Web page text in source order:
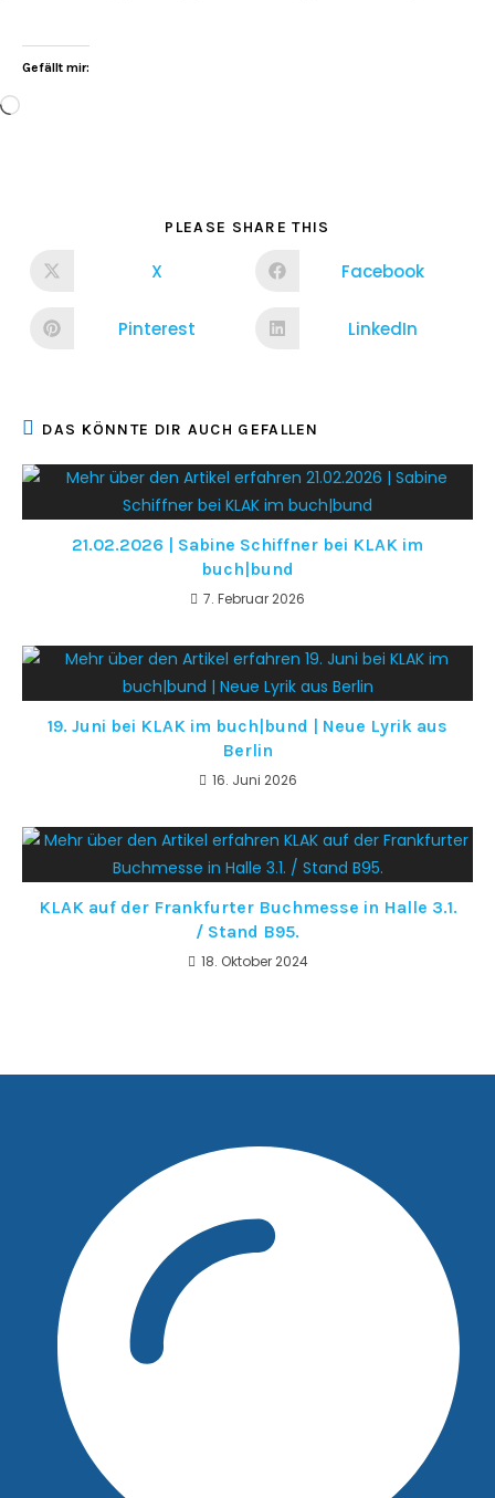
Gefällt mir:
PLEASE SHARE THIS
X Facebook
Pinterest LinkedIn
DAS KÖNNTE DIR AUCH GEFALLEN
21.02.2026 | Sabine Schiffner bei KLAK im
buch|bund
7. Februar 2026
19. Juni bei KLAK im buch|bund | Neue Lyrik aus
Berlin
16. Juni 2026
KLAK auf der Frankfurter Buchmesse in Halle 3.1.
/ Stand B95.
18. Oktober 2024